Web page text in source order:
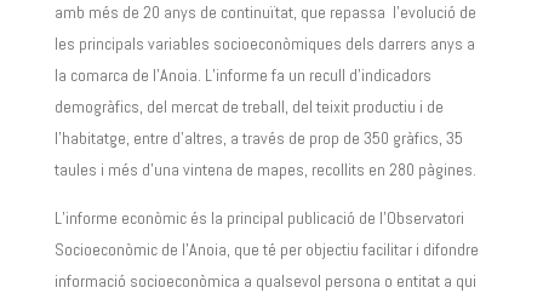
amb més de 20 anys de continuïtat, que repassa l’evolució de
les principals variables socioeconòmiques dels darrers anys a
la comarca de l’Anoia. L’informe fa un recull d’indicadors
demogràfics, del mercat de treball, del teixit productiu i de
l’habitatge, entre d’altres, a través de prop de 350 gràfics, 35
taules i més d’una vintena de mapes, recollits en 280 pàgines.
L’informe econòmic és la principal publicació de l’Observatori
Socioeconòmic de l’Anoia, que té per objectiu facilitar i difondre
informació socioeconòmica a qualsevol persona o entitat a qui